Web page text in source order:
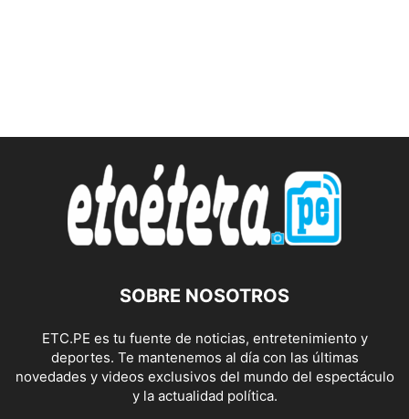
SOBRE NOSOTROS
ETC.PE es tu fuente de noticias, entretenimiento y
deportes. Te mantenemos al día con las últimas
novedades y videos exclusivos del mundo del espectáculo
y la actualidad política.